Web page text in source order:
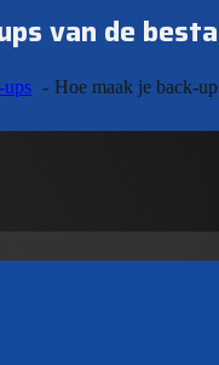
van de
Hoe maak je back-